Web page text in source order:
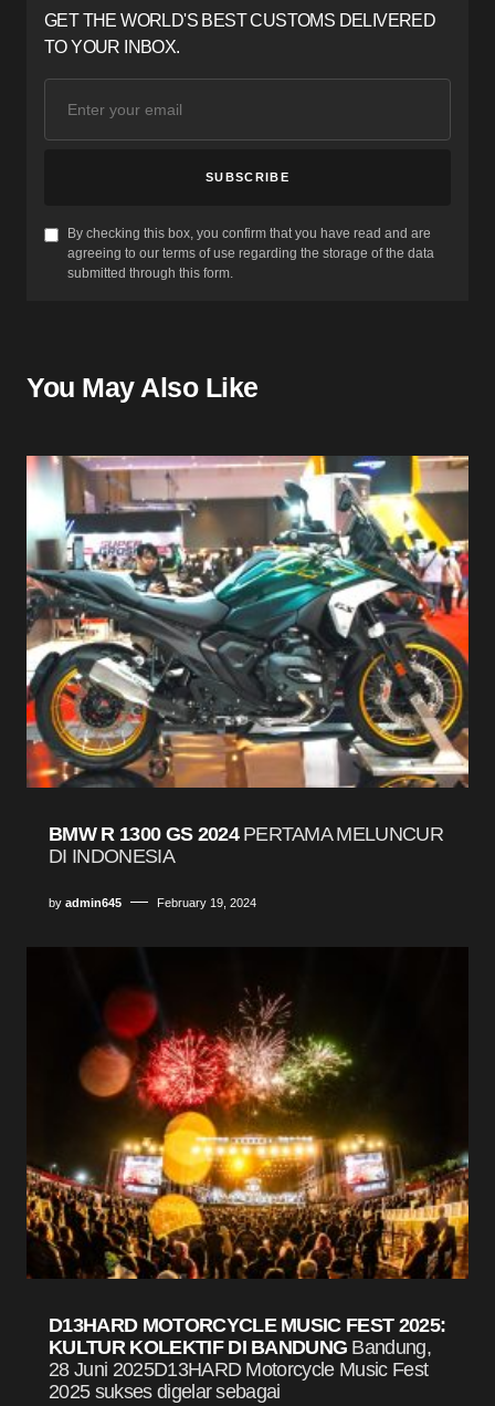
GET THE WORLD'S BEST CUSTOMS DELIVERED
TO YOUR INBOX.
SUBSCRIBE
By checking this box, you confirm that you have read and are
agreeing to our terms of use regarding the storage of the data
submitted through this form.
You May Also Like
BMW R 1300 GS 2024 PERTAMA MELUNCUR
DI INDONESIA
by admin645 February 19, 2024
D13HARD MOTORCYCLE MUSIC FEST 2025:
KULTUR KOLEKTIF DI BANDUNG Bandung,
28 Juni 2025D13HARD Motorcycle Music Fest
2025 sukses digelar sebagai